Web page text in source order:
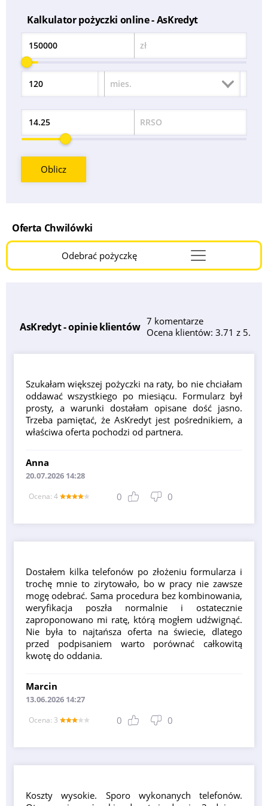
Kalkulator pożyczki online - AsKredyt
Kwota zł
Okres mies.
Odsetek RRSO
Oblicz
Oferta Chwilówki
Odebrać pożyczkęMenu
Burger
AsKredyt - opinie klientów 7 komentarze
Ocena klientów: 3.71 z 5.
Szukałam większej pożyczki na raty, bo nie chciałam
oddawać wszystkiego po miesiącu. Formularz był
prosty, a warunki dostałam opisane dość jasno.
Trzeba pamiętać, że AsKredyt jest pośrednikiem, a
właściwa oferta pochodzi od partnera.
Anna
20.07.2026 14:28
Оcena: 4 0 0
Dostałem kilka telefonów po złożeniu formularza i
trochę mnie to zirytowało, bo w pracy nie zawsze
mogę odebrać. Sama procedura bez kombinowania,
weryfikacja poszła normalnie i ostatecznie
zaproponowano mi ratę, którą mogłem udźwignąć.
Nie była to najtańsza oferta na świecie, dlatego
przed podpisaniem warto porównać całkowitą
kwotę do oddania.
Marcin
13.06.2026 14:27
Оcena: 3 0 0
Koszty wysokie. Sporo wykonanych telefonów.